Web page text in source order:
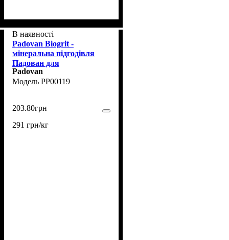
В наявності
Padovan Biogrit -
мінеральна підгодівля
Падован для
декоративних птахів 700 г
(PP00119)
Padovan
PP00119
203.80грн
291 грн/кг